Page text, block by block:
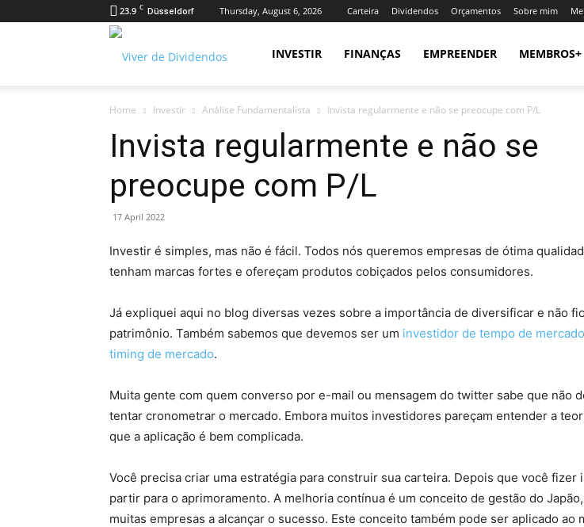
23.9 C Düsseldorf Thursday, August 6, 2026 Carteira Dividendos Orçamentos Sobre mim
de
Dividendos
INVESTIR FINANÇAS EMPREENDER MEMBROS+
Home Investir Análise Fundamentalista Invista regularmente e não se preocupe com P/L
Invista regularmente e não se
preocupe com P/L
17 April 2022
Investir é simples, mas não é fácil. Todos nós queremos empresas de ótima
tenham marcas fortes e ofereçam produtos cobiçados pelos consumidores.
Já expliquei aqui no blog diversas vezes sobre a importância de diversificar e não
patrimônio. Também sabemos que devemos ser um investidor de tempo de
timing de mercado.
Muita gente com quem converso por e-mail ou mensagem do twitter sabe que não
tentar cronometrar o mercado. Embora muitos investidores pareçam entender a
que a aplicação é bem complicada.
Você precisa criar uma estratégia para construir sua carteira. Depois que você fizer
partir para o aprimoramento. A melhoria contínua é um conceito de gestão do
muitas empresas a alcançar o sucesso. Este conceito também pode ser aplicado ao